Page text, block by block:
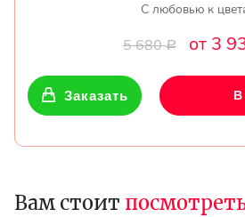
С любовью к
5 680Р от 3
Заказать
Вам стоит